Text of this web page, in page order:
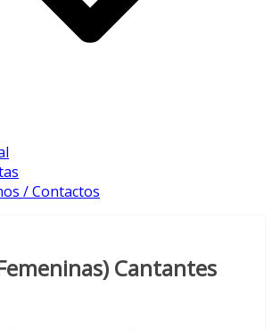
/ Contactos
Cantantes